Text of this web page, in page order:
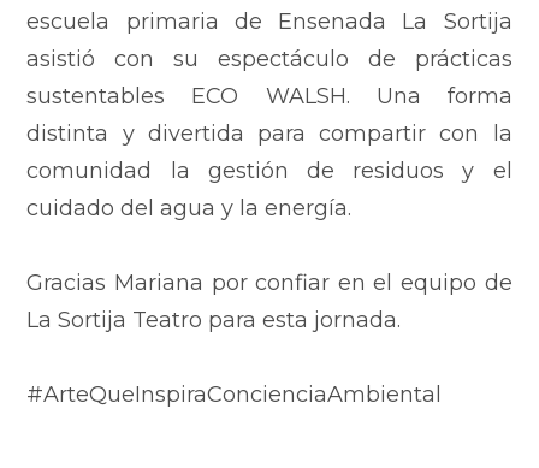
escuela primaria de Ensenada La Sortija
asistió con su espectáculo de prácticas
sustentables ECO WALSH. Una forma
distinta y divertida para compartir con la
comunidad la gestión de residuos y el
cuidado del agua y la energía.
Gracias Mariana por confiar en el equipo de
La Sortija Teatro para esta jornada.
#ArteQueInspiraConcienciaAmbiental